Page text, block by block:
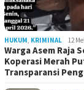
HUKUM, KRIMINAL 12
Warga Asem Raja
Koperasi Merah
Transparansi